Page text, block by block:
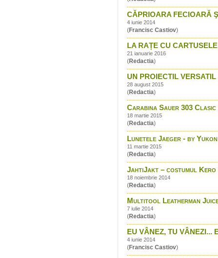
CĂPRIOARA FECIOARĂ
4 iunie 2014
(Francisc Castiov)
LA RAȚE CU
21 ianuarie 2016
(Redactia)
UN PROIECTIL
28 august 2015
(Redactia)
Carabina Sauer 303
18 martie 2015
(Redactia)
Lunetele Jaeger - by Yukon
11 martie 2015
(Redactia)
JahtiJakt – costumul Kero
18 noiembrie 2014
(Redactia)
Multitool Leatherman
7 iulie 2014
(Redactia)
EU VÂNEZ, TU VÂNEZI...
4 iunie 2014
(Francisc Castiov)